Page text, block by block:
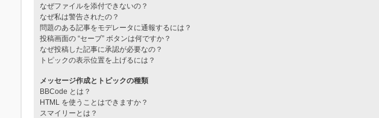
なぜファイルを添付できないの？
なぜ私は警告されたの？
問題のある記事をモデレータに通報するには？
投稿画面の “セーブ” ボタンは何ですか？
なぜ投稿した記事に承認が必要なの？
トピックの表示位置を上げるには？
メッセージ作成とトピックの種類
BBCode とは？
HTML を使うことはできますか？
スマイリーとは？